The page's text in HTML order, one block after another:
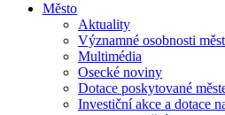
Město
Aktuality
Významné osobnosti
Multimédia
Osecké noviny
Dotace poskytované
Investiční akce a dotace